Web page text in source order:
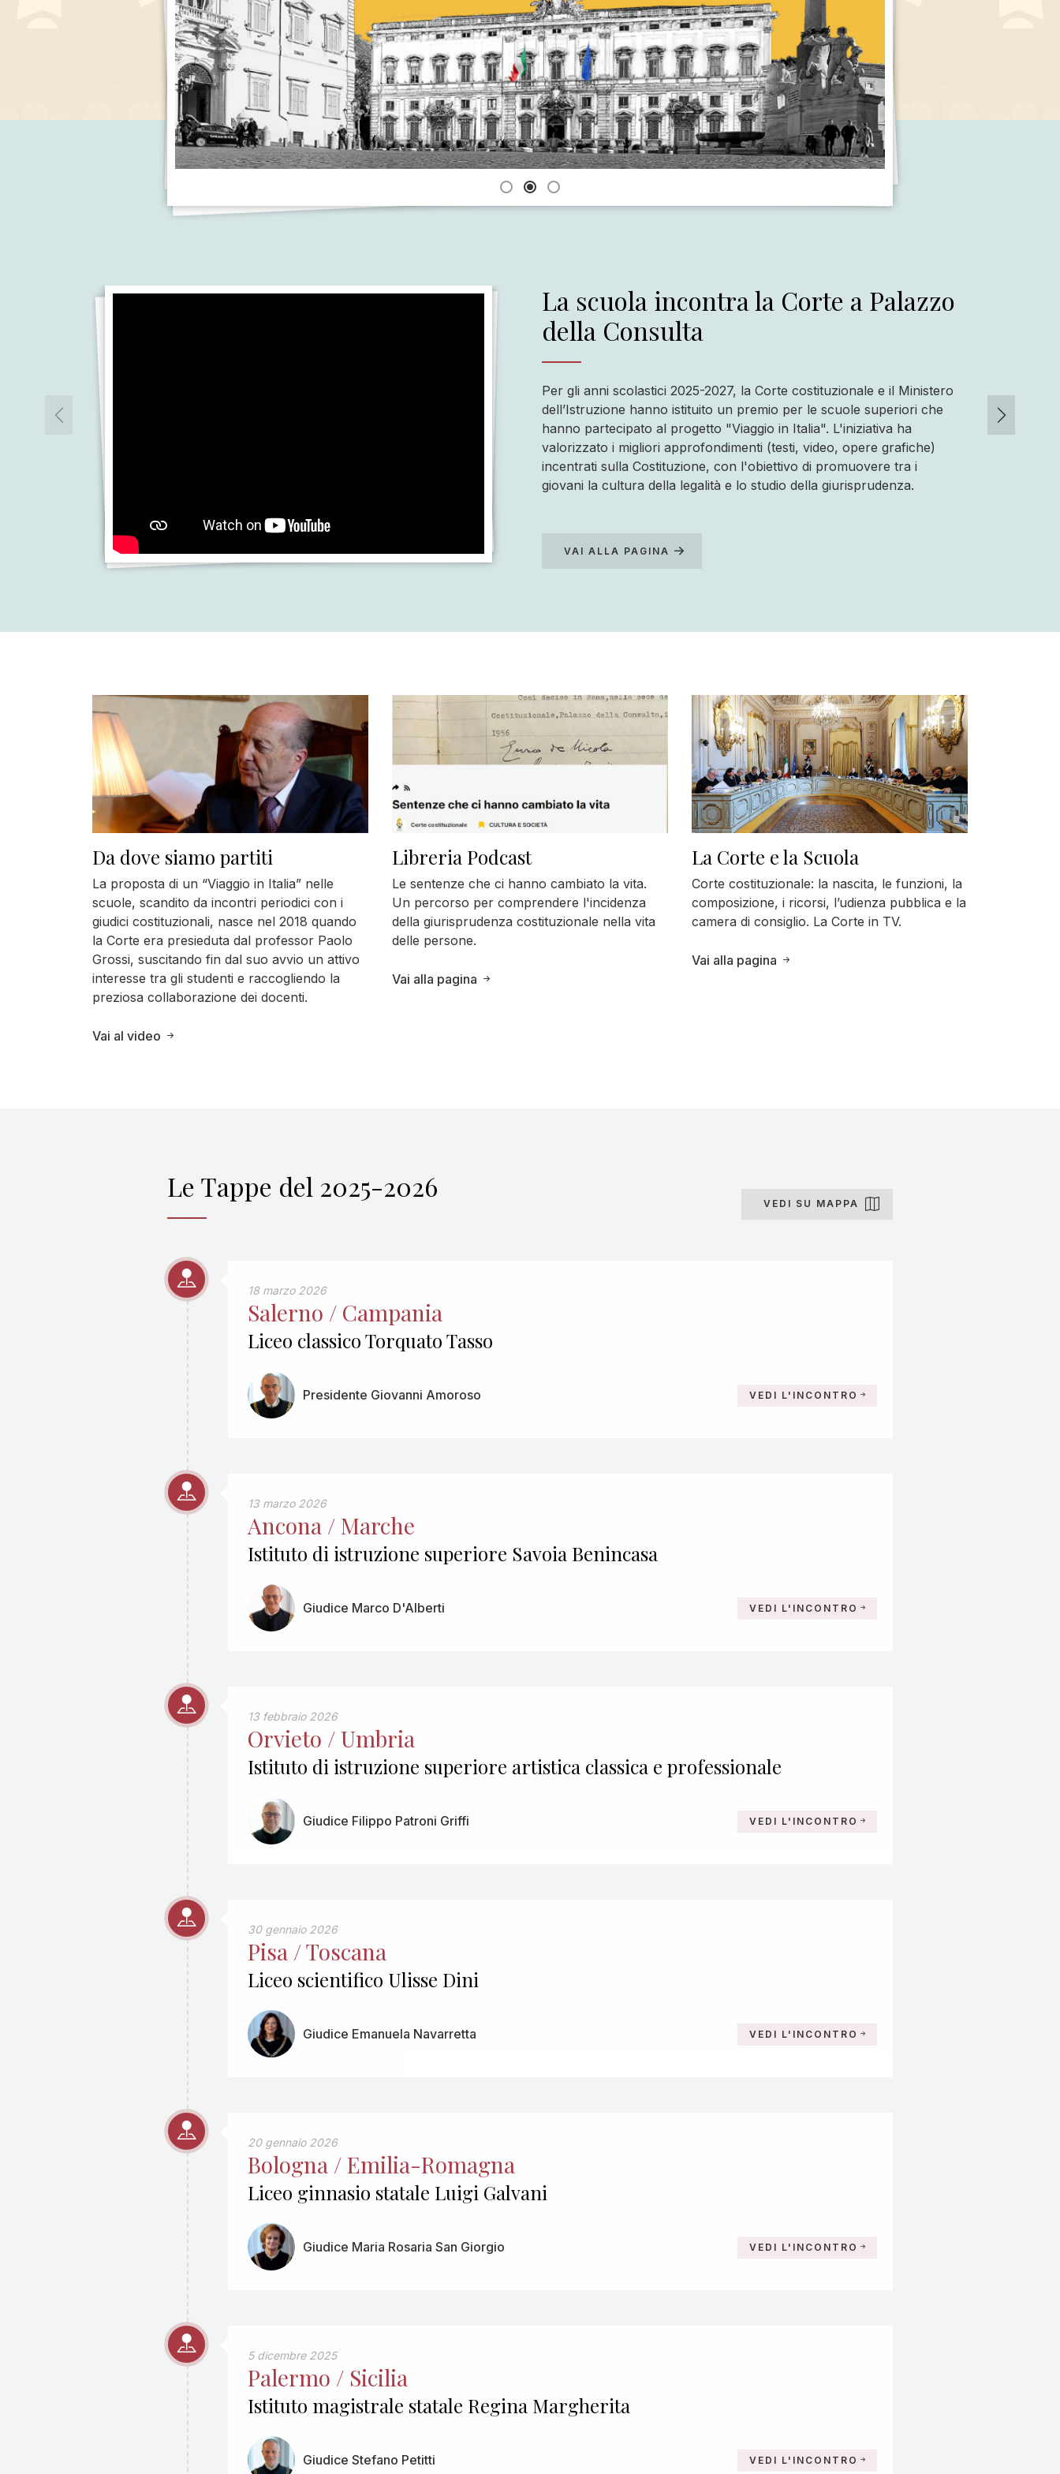
La scuola incontra la Corte a Palazzo
della Consulta
Per gli anni scolastici 2025-2027, la Corte costituzionale e il Ministero
dell’Istruzione hanno istituito un premio per le scuole superiori che
hanno partecipato al progetto "Viaggio in Italia". L'iniziativa ha
valorizzato i migliori approfondimenti (testi, video, opere grafiche)
incentrati sulla Costituzione, con l'obiettivo di promuovere tra i
giovani la cultura della legalità e lo studio della giurisprudenza.
VAI ALLA PAGINA
Da dove siamo partiti
La proposta di un “Viaggio in Italia” nelle
scuole, scandito da incontri periodici con i
giudici costituzionali, nasce nel 2018 quando
la Corte era presieduta dal professor Paolo
Grossi, suscitando fin dal suo avvio un attivo
interesse tra gli studenti e raccogliendo la
preziosa collaborazione dei docenti.
Vai al video
Libreria Podcast
Le sentenze che ci hanno cambiato la vita.
Un percorso per comprendere l'incidenza
della giurisprudenza costituzionale nella vita
delle persone.
Vai alla pagina
La Corte e la Scuola
Corte costituzionale: la nascita, le funzioni, la
composizione, i ricorsi, l’udienza pubblica e la
camera di consiglio. La Corte in TV.
Vai alla pagina
Le Tappe del 2025-2026
VEDI SU MAPPA
18 marzo 2026
Salerno / Campania
Liceo classico Torquato Tasso
Presidente Giovanni Amoroso VEDI L'INCONTRO
13 marzo 2026
Ancona / Marche
Istituto di istruzione superiore Savoia Benincasa
Giudice Marco D'Alberti VEDI L'INCONTRO
13 febbraio 2026
Orvieto / Umbria
Istituto di istruzione superiore artistica classica e professionale
Giudice Filippo Patroni Griffi VEDI L'INCONTRO
30 gennaio 2026
Pisa / Toscana
Liceo scientifico Ulisse Dini
Giudice Emanuela Navarretta VEDI L'INCONTRO
20 gennaio 2026
Bologna / Emilia-Romagna
Liceo ginnasio statale Luigi Galvani
Giudice Maria Rosaria San Giorgio VEDI L'INCONTRO
5 dicembre 2025
Palermo / Sicilia
Istituto magistrale statale Regina Margherita
Giudice Stefano Petitti VEDI L'INCONTRO